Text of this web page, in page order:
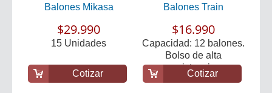
Balones Mikasa
$29.990
15 Unidades
Cotizar
Balones Train
$16.990
Capacidad: 12 balones.
Bolso de alta
resistencia.
Cotizar